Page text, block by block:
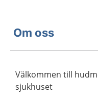
Om oss
Välkommen till
sjukhuset